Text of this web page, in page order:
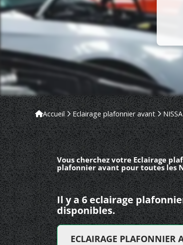
Accueil Eclairage plafonnier avant
Vous cherchez votre Eclairage
plafonnier avant pour toutes les
Il y a 6 eclairage
disponibles.
ECLAIRAGE PLAFONNIER